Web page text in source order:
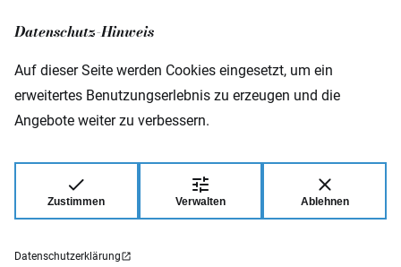
Datenschutz-Hinweis
Auf dieser Seite werden Cookies eingesetzt, um ein
erweitertes Benutzungserlebnis zu erzeugen und die
Angebote weiter zu verbessern.
Zustimmen Verwalten Ablehnen
Datenschutzerklärung
Gewerbepark 46
D-08258 Markneukirchen
© 2026 Warwick GmbH & Co Music Equipment
KG.